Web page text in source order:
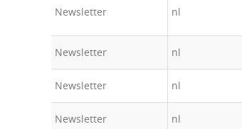
Newsletter nl
Newsletter nl
Newsletter nl
Newsletter nl